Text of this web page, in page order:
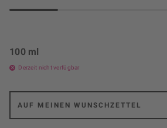
100 ml
Derzeit nicht verfügbar
AUF MEINEN WUNSCHZETTEL